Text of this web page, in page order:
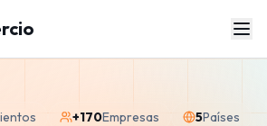
+170Empresas 5Países